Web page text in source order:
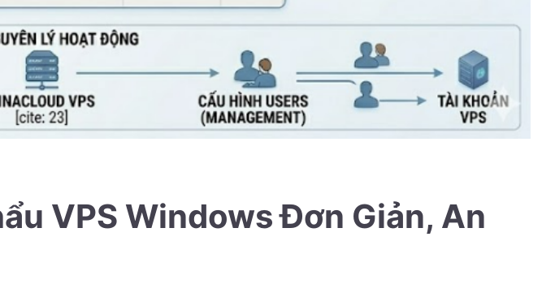
VPS Windows Đơn Giản, An